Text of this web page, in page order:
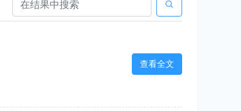

查看全文